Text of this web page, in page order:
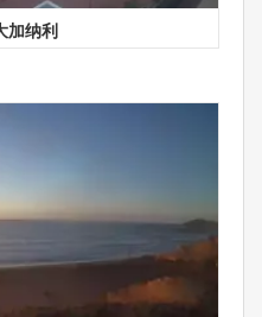
加纳利